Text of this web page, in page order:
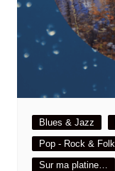
Blues & Jazz
Pop - Rock & Folk
Sur ma platine…